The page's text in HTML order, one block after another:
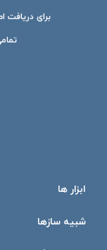
برای دریافت
ابزار ها
شبیه ساز‌ها